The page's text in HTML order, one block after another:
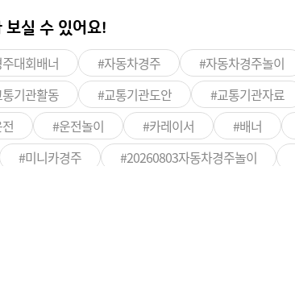
보실 수 있어요!
대회배너 #자동차경주 #자동차경주놀이
기관활동 #교통기관도안 #교통기관자료
#운전놀이 #카레이서 #배너
#미니카경주 #20260803자동차경주놀이